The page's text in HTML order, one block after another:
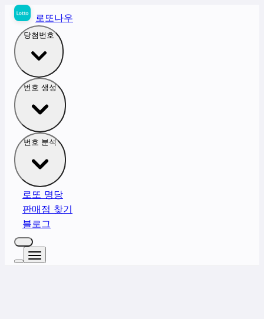
로또나우
당첨번호
번호 생성
번호 분석
로또 명당
판매점 찾기
블로그